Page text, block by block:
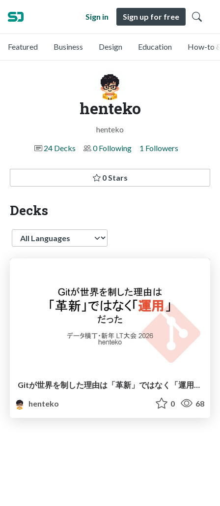
Sign in Sign up for free
Featured Business Design Education How-to
henteko
henteko
24 Decks
0 Following 1 Followers
0 Stars
Decks
Language
henteko
0 68